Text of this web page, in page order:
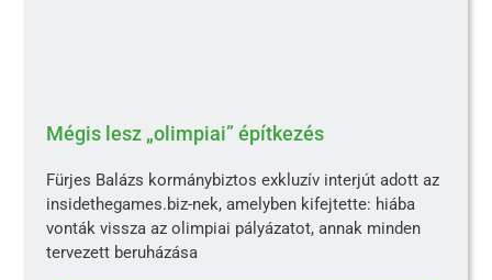
Mégis lesz „olimpiai” építkezés
Fürjes Balázs kormánybiztos exkluzív interjút adott az
insidethegames.biz-nek, amelyben kifejtette: hiába
vonták vissza az olimpiai pályázatot, annak minden
tervezett beruházása